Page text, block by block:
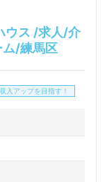
たしらしく！
』輝く未来を描
す。『ご利用
間に感動が増え
。明るい職場環
制度や充実の
ウス /求人/介
/練馬区
収入アップを目指す！